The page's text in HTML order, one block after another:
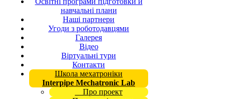
навчальні плани
Наші партнери
Угоди з роботодавцями
Галерея
Відео
Віртуальні тури
Контакти
Школа мехатроніки
Interpipe Mechatronic Lab
Про проект